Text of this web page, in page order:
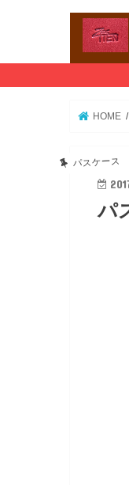
HOME
パスケース
パ